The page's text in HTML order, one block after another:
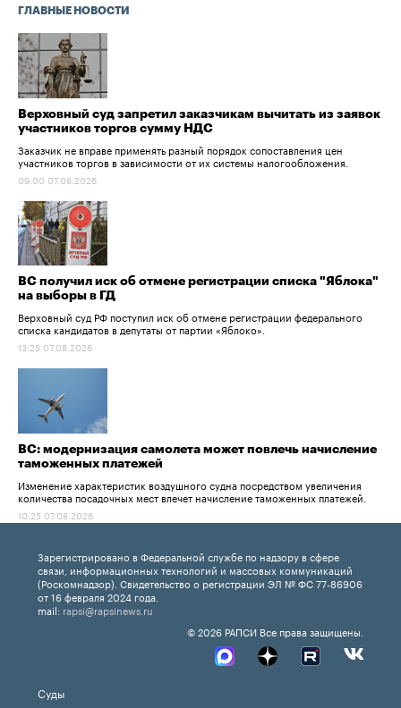
ГЛАВНЫЕ НОВОСТИ
Верховный суд запретил заказчикам вычитать из заявок
участников торгов сумму НДС
Заказчик не вправе применять разный порядок сопоставления цен
участников торгов в зависимости от их системы налогообложения.
09:00 07.08.2026
ВС получил иск об отмене регистрации списка "Яблока"
на выборы в ГД
Верховный суд РФ поступил иск об отмене регистрации федерального
списка кандидатов в депутаты от партии «Яблоко».
13:25 07.08.2026
ВС: модернизация самолета может повлечь начисление
таможенных платежей
Изменение характеристик воздушного судна посредством увеличения
количества посадочных мест влечет начисление таможенных платежей.
10:25 07.08.2026
Зарегистрировано в Федеральной службе по надзору в сфере
связи, информационных технологий и массовых коммуникаций
(Роскомнадзор). Свидетельство о регистрации ЭЛ № ФС 77-86906
от 16 февраля 2024 года.
mail: rapsi@rapsinews.ru
© 2026 РАПСИ Все права защищены.
Суды